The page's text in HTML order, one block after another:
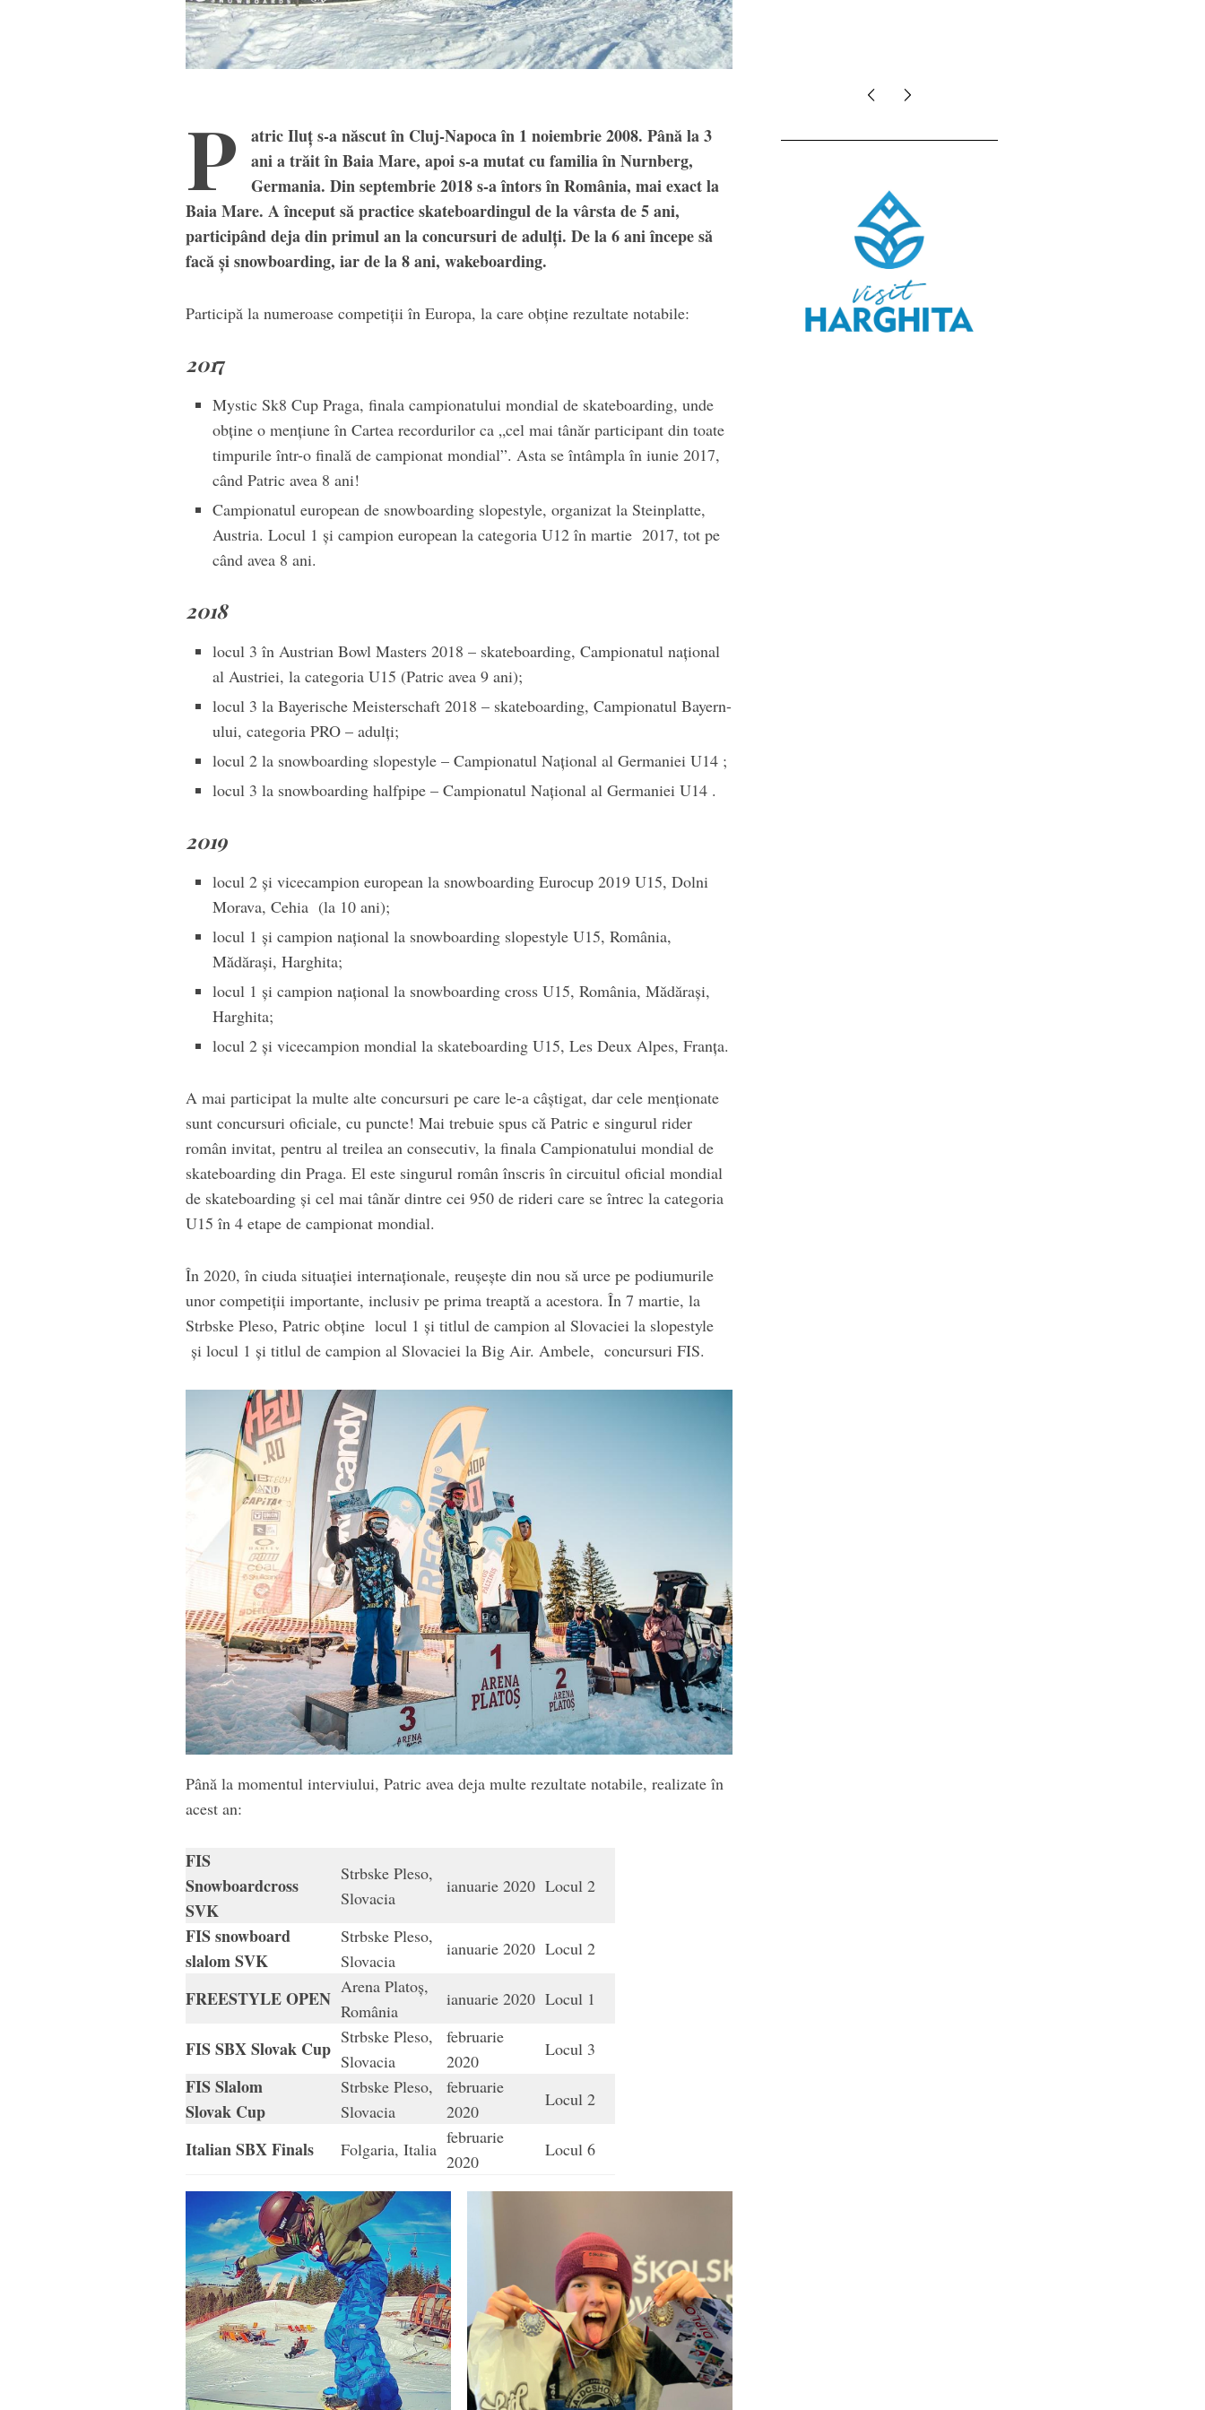
P
atric Iluț s-a născut în Cluj-Napoca în 1 noiembrie 2008. Până la 3
ani a trăit în Baia Mare, apoi s-a mutat cu familia în Nurnberg,
Germania. Din septembrie 2018 s-a întors în România, mai exact la
Baia Mare. A început să practice skateboardingul de la vârsta de 5 ani,
participând deja din primul an la concursuri de adulți. De la 6 ani începe să
facă și snowboarding, iar de la 8 ani, wakeboarding.
Participă la numeroase competiții în Europa, la care obține rezultate notabile:
2017
Mystic Sk8 Cup Praga, finala campionatului mondial de skateboarding, unde
obține o mențiune în Cartea recordurilor ca „cel mai tânăr participant din toate
timpurile într-o finală de campionat mondial”. Asta se întâmpla în iunie 2017,
când Patric avea 8 ani!
Campionatul european de snowboarding slopestyle, organizat la Steinplatte,
Austria. Locul 1 și campion european la categoria U12 în martie 2017, tot pe
când avea 8 ani.
2018
locul 3 în Austrian Bowl Masters 2018 – skateboarding, Campionatul național
al Austriei, la categoria U15 (Patric avea 9 ani);
locul 3 la Bayerische Meisterschaft 2018 – skateboarding, Campionatul Bayern-
ului, categoria PRO – adulți;
locul 2 la snowboarding slopestyle – Campionatul Național al Germaniei U14 ;
locul 3 la snowboarding halfpipe – Campionatul Național al Germaniei U14 .
2019
locul 2 și vicecampion european la snowboarding Eurocup 2019 U15, Dolni
Morava, Cehia (la 10 ani);
locul 1 și campion național la snowboarding slopestyle U15, România,
Mădărași, Harghita;
locul 1 și campion național la snowboarding cross U15, România, Mădărași,
Harghita;
locul 2 și vicecampion mondial la skateboarding U15, Les Deux Alpes, Franța.
A mai participat la multe alte concursuri pe care le-a câștigat, dar cele menționate
sunt concursuri oficiale, cu puncte! Mai trebuie spus că Patric e singurul rider
român invitat, pentru al treilea an consecutiv, la finala Campionatului mondial de
skateboarding din Praga. El este singurul român înscris în circuitul oficial mondial
de skateboarding și cel mai tânăr dintre cei 950 de rideri care se întrec la categoria
U15 în 4 etape de campionat mondial.
În 2020, în ciuda situației internaționale, reușește din nou să urce pe podiumurile
unor competiții importante, inclusiv pe prima treaptă a acestora. În 7 martie, la
Strbske Pleso, Patric obține locul 1 și titlul de campion al Slovaciei la slopestyle
și locul 1 și titlul de campion al Slovaciei la Big Air. Ambele, concursuri FIS.
Până la momentul interviului, Patric avea deja multe rezultate notabile, realizate în
acest an:
FIS
Snowboardcross
SVK
Strbske Pleso,
Slovacia
ianuarie 2020 Locul 2
FIS snowboard
slalom SVK
Strbske Pleso,
Slovacia
ianuarie 2020 Locul 2
FREESTYLE OPEN
Arena Platoș,
România
ianuarie 2020 Locul 1
FIS SBX Slovak Cup
Strbske Pleso,
Slovacia
februarie
2020
Locul 3
FIS Slalom
Slovak Cup
Strbske Pleso,
Slovacia
februarie
2020
Locul 2
Italian SBX Finals Folgaria, Italia
februarie
2020
Locul 6